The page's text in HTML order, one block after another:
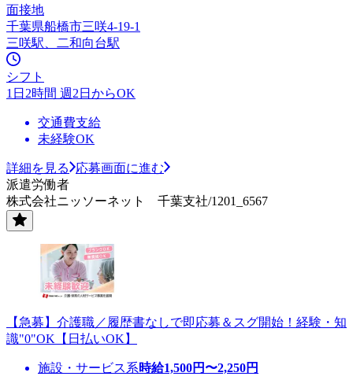
面接地
千葉県船橋市三咲4-19-1
三咲駅、二和向台駅
シフト
1日2時間 週2日からOK
交通費支給
未経験OK
詳細を見る
応募画面に進む
派遣労働者
株式会社ニッソーネット 千葉支社/1201_6567
【急募】介護職／履歴書なしで即応募＆スグ開始！経験・知
識"0"OK【日払いOK】
施設・サービス系時給1,500円〜2,250円